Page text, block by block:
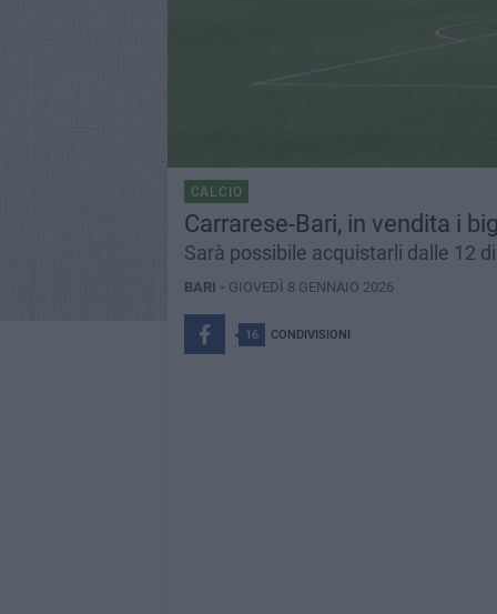
CALCIO
Carrarese-Bari, in vendita i
Sarà possibile acquistarli dalle 12
BARI - GIOVEDÌ 8 GENNAIO 2026
16 CONDIVISIONI